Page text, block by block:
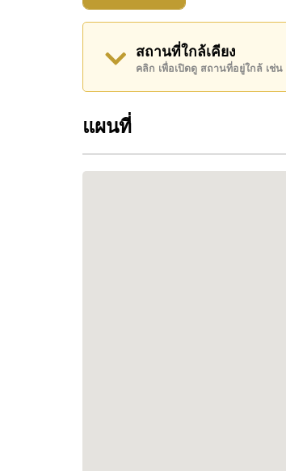
ทำไมต้องเลือกโครงการนี้
Nirvana Beyond @ Beach
• ทำเลติดชายหาดจริง พร้อมทางล
• บ้านหรูพร้อมสระว่ายน้ำส่วนตัว
• ออกแบบเพื่อการอยู่อาศัยระดับพรี
• วิวทะเลแบบพาโนรามา
สถานที่ใกล้เคียง
คลิก เพื่อเปิดดู สถานที่อยู่ใกล้ เช่
แผนที่